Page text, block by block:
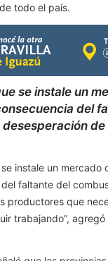
todo el país.
se instale un
del
instale un mercado
faltante del
productores que
trabajando”,